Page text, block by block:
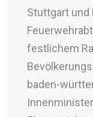
Stuttgart und
festlichem
baden-